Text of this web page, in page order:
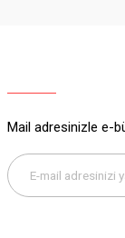
Bu ürüne
Mail adresinizle e-